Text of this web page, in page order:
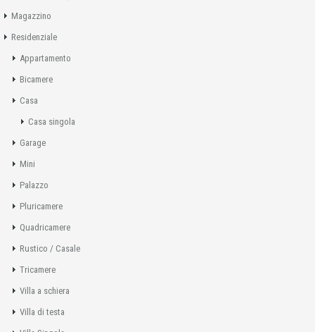
Magazzino
Residenziale
Appartamento
Bicamere
Casa
Casa singola
Garage
Mini
Palazzo
Pluricamere
Quadricamere
Rustico / Casale
Tricamere
Villa a schiera
Villa di testa